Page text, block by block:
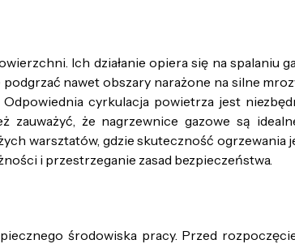
Ich działanie opiera się na spalaniu
nawet obszary narażone na silne
cyrkulacja powietrza jest
że nagrzewnice gazowe są
warsztatów, gdzie skuteczność ogrzewania
i przestrzeganie zasad bezpieczeństwa.
środowiska pracy. Przed